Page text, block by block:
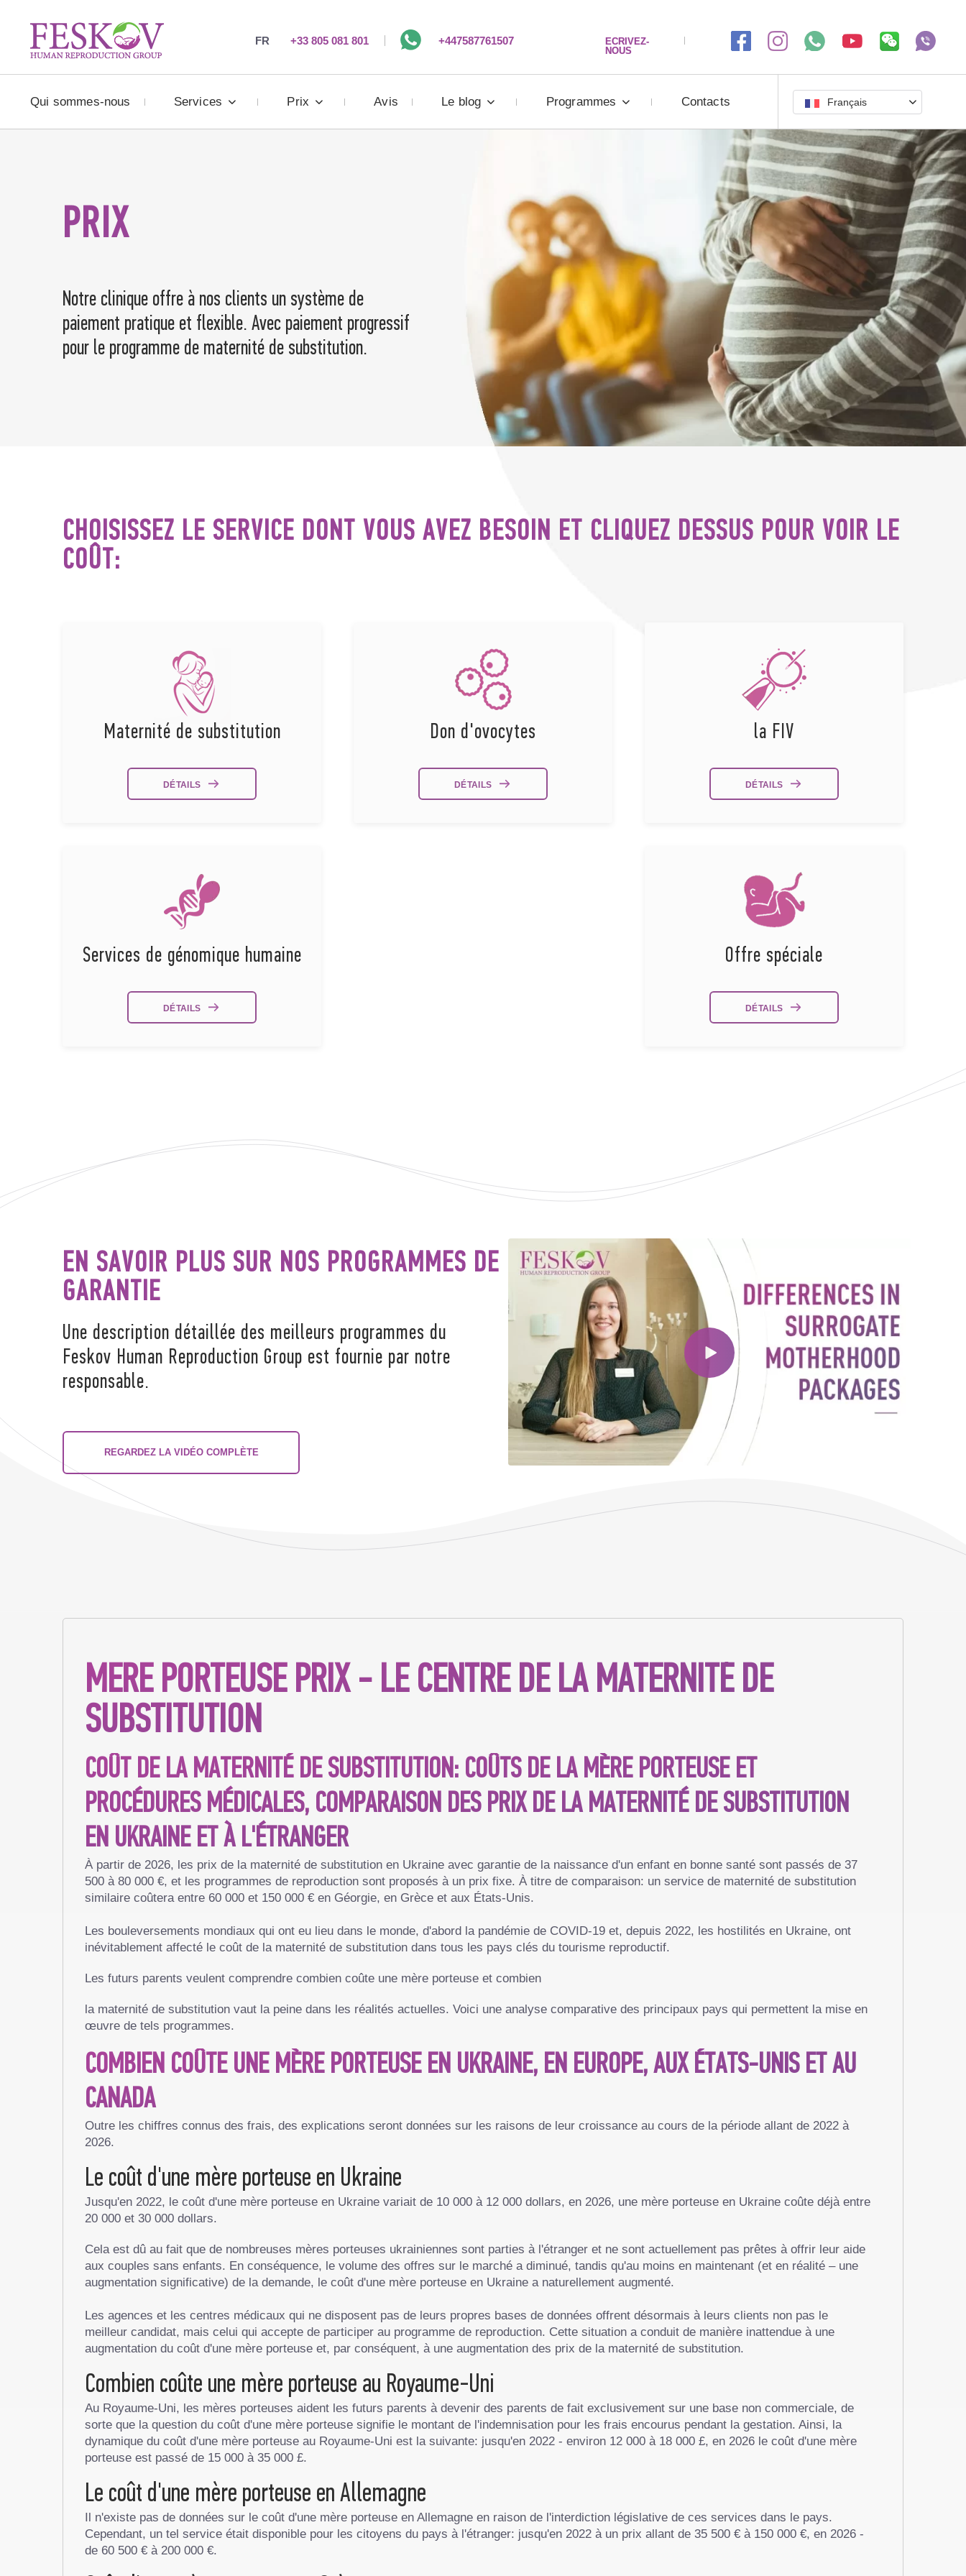
FR +33 805 081 801 +447587761507
ECRIVEZ-
NOUS
Qui sommes-nous Services Prix Avis Le blog Programmes Contacts Français
PRIX
Notre clinique offre à nos clients un système de
paiement pratique et flexible. Avec paiement progressif
pour le programme de maternité de substitution.
CHOISISSEZ LE SERVICE DONT VOUS AVEZ BESOIN ET CLIQUEZ DESSUS POUR VOIR LE
COÛT:
Maternité de substitution
DÉTAILS
Don d'ovocytes
DÉTAILS
la FIV
DÉTAILS
Services de génomique humaine
DÉTAILS
Offre spéciale
DÉTAILS
EN SAVOIR PLUS SUR NOS PROGRAMMES DE
GARANTIE
Une description détaillée des meilleurs programmes du
Feskov Human Reproduction Group est fournie par notre
responsable.
REGARDEZ LA VIDÉO COMPLÈTE
MERE PORTEUSE PRIX - LE CENTRE DE LA MATERNITÉ DE
SUBSTITUTION
COÛT DE LA MATERNITÉ DE SUBSTITUTION: COÛTS DE LA MÈRE PORTEUSE ET
PROCÉDURES MÉDICALES, COMPARAISON DES PRIX DE LA MATERNITÉ DE SUBSTITUTION
EN UKRAINE ET À L'ÉTRANGER
À partir de 2026, les prix de la maternité de substitution en Ukraine avec garantie de la naissance d'un enfant en bonne santé sont passés de 37
500 à 80 000 €, et les programmes de reproduction sont proposés à un prix fixe. À titre de comparaison: un service de maternité de substitution
similaire coûtera entre 60 000 et 150 000 € en Géorgie, en Grèce et aux États-Unis.
Les bouleversements mondiaux qui ont eu lieu dans le monde, d'abord la pandémie de COVID-19 et, depuis 2022, les hostilités en Ukraine, ont
inévitablement affecté le coût de la maternité de substitution dans tous les pays clés du tourisme reproductif.
Les futurs parents veulent comprendre combien coûte une mère porteuse et combien
la maternité de substitution vaut la peine dans les réalités actuelles. Voici une analyse comparative des principaux pays qui permettent la mise en
œuvre de tels programmes.
COMBIEN COÛTE UNE MÈRE PORTEUSE EN UKRAINE, EN EUROPE, AUX ÉTATS-UNIS ET AU
CANADA
Outre les chiffres connus des frais, des explications seront données sur les raisons de leur croissance au cours de la période allant de 2022 à
2026.
Le coût d'une mère porteuse en Ukraine
Jusqu'en 2022, le coût d'une mère porteuse en Ukraine variait de 10 000 à 12 000 dollars, en 2026, une mère porteuse en Ukraine coûte déjà entre
20 000 et 30 000 dollars.
Cela est dû au fait que de nombreuses mères porteuses ukrainiennes sont parties à l'étranger et ne sont actuellement pas prêtes à offrir leur aide
aux couples sans enfants. En conséquence, le volume des offres sur le marché a diminué, tandis qu'au moins en maintenant (et en réalité – une
augmentation significative) de la demande, le coût d'une mère porteuse en Ukraine a naturellement augmenté.
Les agences et les centres médicaux qui ne disposent pas de leurs propres bases de données offrent désormais à leurs clients non pas le
meilleur candidat, mais celui qui accepte de participer au programme de reproduction. Cette situation a conduit de manière inattendue à une
augmentation du coût d'une mère porteuse et, par conséquent, à une augmentation des prix de la maternité de substitution.
Combien coûte une mère porteuse au Royaume-Uni
Au Royaume-Uni, les mères porteuses aident les futurs parents à devenir des parents de fait exclusivement sur une base non commerciale, de
sorte que la question du coût d'une mère porteuse signifie le montant de l'indemnisation pour les frais encourus pendant la gestation. Ainsi, la
dynamique du coût d'une mère porteuse au Royaume-Uni est la suivante: jusqu'en 2022 - environ 12 000 à 18 000 £, en 2026 le coût d'une mère
porteuse est passé de 15 000 à 35 000 £.
Le coût d'une mère porteuse en Allemagne
Il n'existe pas de données sur le coût d'une mère porteuse en Allemagne en raison de l'interdiction législative de ces services dans le pays.
Cependant, un tel service était disponible pour les citoyens du pays à l'étranger: jusqu'en 2022 à un prix allant de 35 500 € à 150 000 €, en 2026 -
de 60 500 € à 200 000 €.